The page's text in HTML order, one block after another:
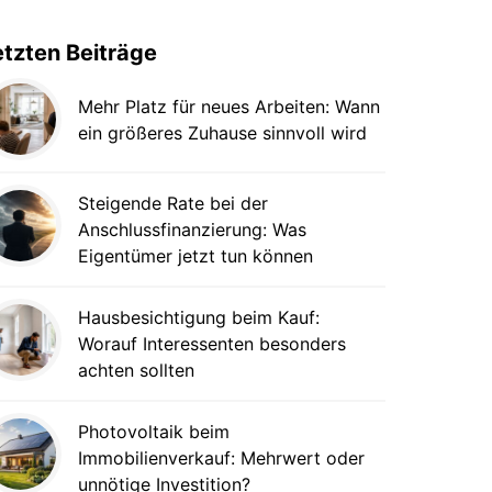
Beiträge
Mehr Platz für neues Arbeiten: Wann
ein größeres Zuhause sinnvoll wird
Steigende Rate bei der
Anschlussfinanzierung: Was
Eigentümer jetzt tun können
Hausbesichtigung beim Kauf:
Worauf Interessenten besonders
achten sollten
Photovoltaik beim
Immobilienverkauf: Mehrwert oder
unnötige Investition?